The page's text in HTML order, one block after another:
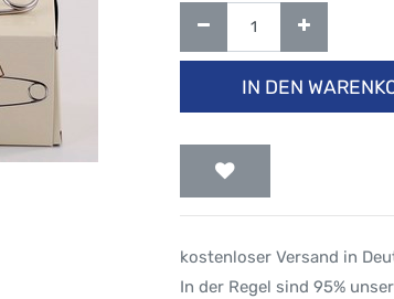
IN DEN
kostenloser Versand in
In der Regel sind 95%